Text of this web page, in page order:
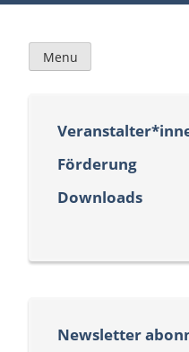
Skip
content
Menu
Förderung
Downloads
Newsletter